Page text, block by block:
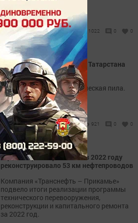
1022 0 0
Метеозависимых жителей Татарстана
ждут сложные времена
Республику накрыла барическая пила.
921 0 0
«Транснефть - Прикамье» в 2022 году
реконструировало 53 км нефтепроводов
Компания «Транснефть – Прикамье»
подвело итоги реализации программы
технического перевооружения,
реконструкции и капитального ремонта
за 2022 год.